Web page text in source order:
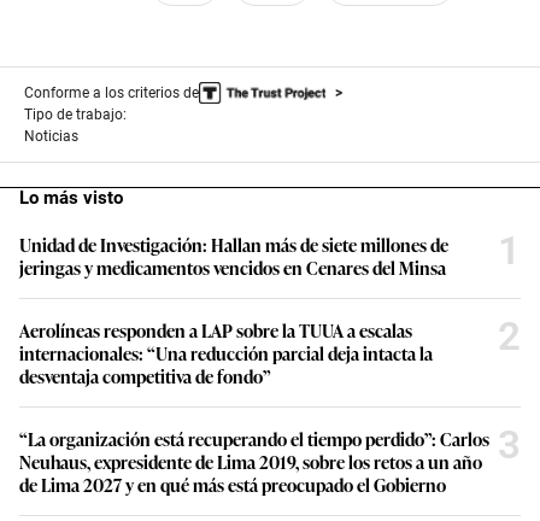
Conforme a los criterios de
Tipo de trabajo:
Noticias
Lo más visto
Unidad de Investigación: Hallan más de siete millones de
jeringas y medicamentos vencidos en Cenares del Minsa
1
Aerolíneas responden a LAP sobre la TUUA a escalas
internacionales: “Una reducción parcial deja intacta la
desventaja competitiva de fondo”
2
“La organización está recuperando el tiempo perdido”: Carlos
Neuhaus, expresidente de Lima 2019, sobre los retos a un año
de Lima 2027 y en qué más está preocupado el Gobierno
3